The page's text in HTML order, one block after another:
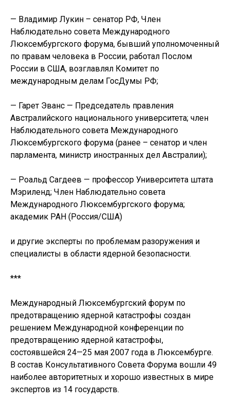
— Владимир Лукин – сенатор РФ, Член
Наблюдательно совета Международного
Люксембургского форума, бывший уполномоченный
по правам человека в России, работал Послом
России в США, возглавлял Комитет по
международным делам ГосДумы РФ;
— Гарет Эванс — Председатель правления
Австралийского национального университета; член
Наблюдательного совета Международного
Люксембургского форума (ранее – сенатор и член
парламента, министр иностранных дел Австралии);
— Роальд Сагдеев — профессор Университета штата
Мэриленд; Член Наблюдательно совета
Международного Люксембургского форума;
академик РАН (Россия/США)
и другие эксперты по проблемам разоружения и
специалисты в области ядерной безопасности.
***
Международный Люксембургский форум по
предотвращению ядерной катастрофы создан
решением Международной конференции по
предотвращению ядерной катастрофы,
состоявшейся 24—25 мая 2007 года в Люксембурге.
В состав Консультативного Совета Форума вошли 49
наиболее авторитетных и хорошо известных в мире
экспертов из 14 государств.